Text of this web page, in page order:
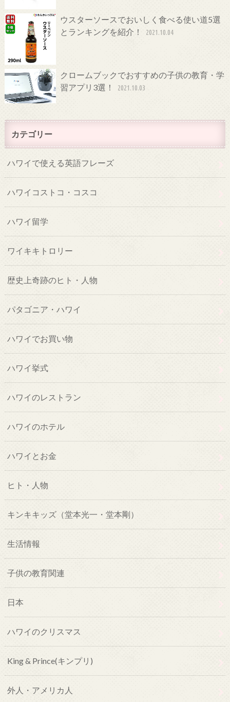
ウスターソースでおいしく食べる使い道5選
とランキングを紹介！
2021.10.04
クロームブックでおすすめの子供の教育・学
習アプリ3選！
2021.10.03
カテゴリー
ハワイで使える英語フレーズ
ハワイコストコ・コスコ
ハワイ留学
ワイキキトロリー
歴史上奇跡のヒト・人物
パタゴニア・ハワイ
ハワイでお買い物
ハワイ挙式
ハワイのレストラン
ハワイのホテル
ハワイとお金
ヒト・人物
キンキキッズ（堂本光一・堂本剛）
生活情報
子供の教育関連
日本
ハワイのクリスマス
King & Prince(キンプリ)
外人・アメリカ人